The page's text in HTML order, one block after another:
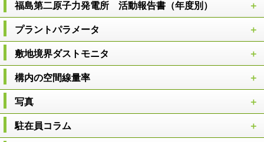
福島第二原子力発電所 活動報告書（年度別）
プラントパラメータ
敷地境界ダストモニタ
構内の空間線量率
写真
駐在員コラム